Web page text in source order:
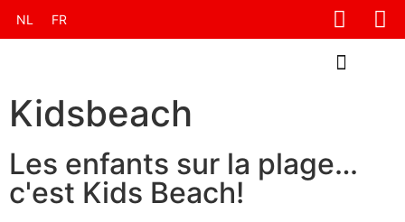
NL FR
Kidsbeach
Les enfants sur la plage…
c'est Kids Beach!